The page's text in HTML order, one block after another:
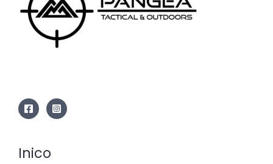
Inico